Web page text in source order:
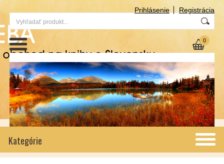
Prihlásenie Registrácia
0
Kategórie